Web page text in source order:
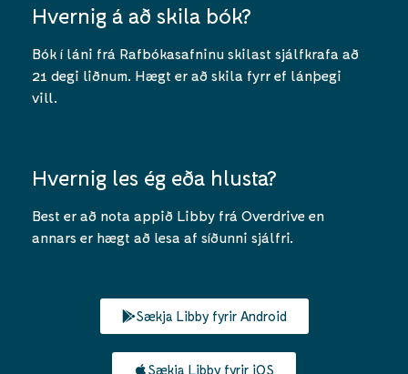
Hvernig á að skila bók?
Bók í láni frá Rafbókasafninu skilast sjálfkrafa að
21 degi liðnum. Hægt er að skila fyrr ef lánþegi
vill.
Hvernig les ég eða hlusta?
Best er að nota appið Libby frá Overdrive en
annars er hægt að lesa af síðunni sjálfri.
Sækja Libby fyrir Android
Sækja Libby fyrir iOS